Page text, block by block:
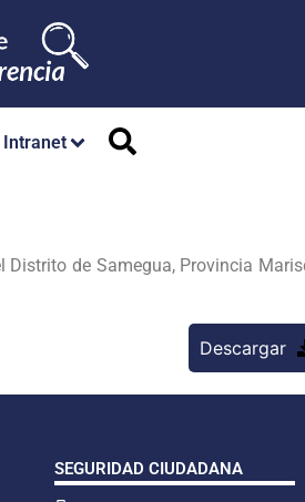
Intranet
Distrito de Samegua, Provincia
Descargar
SEGURIDAD CIUDADANA